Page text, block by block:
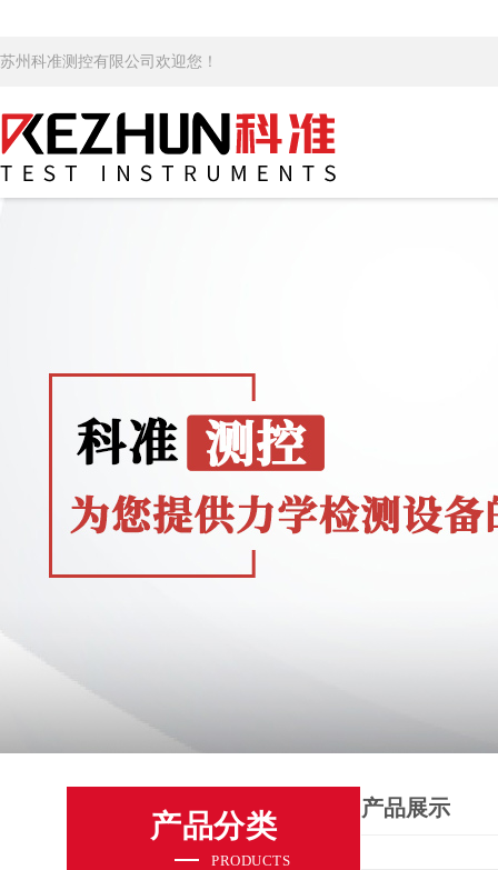
苏州科准测控有限公司欢迎您！
产品分类
PRODUCTS
产品展示